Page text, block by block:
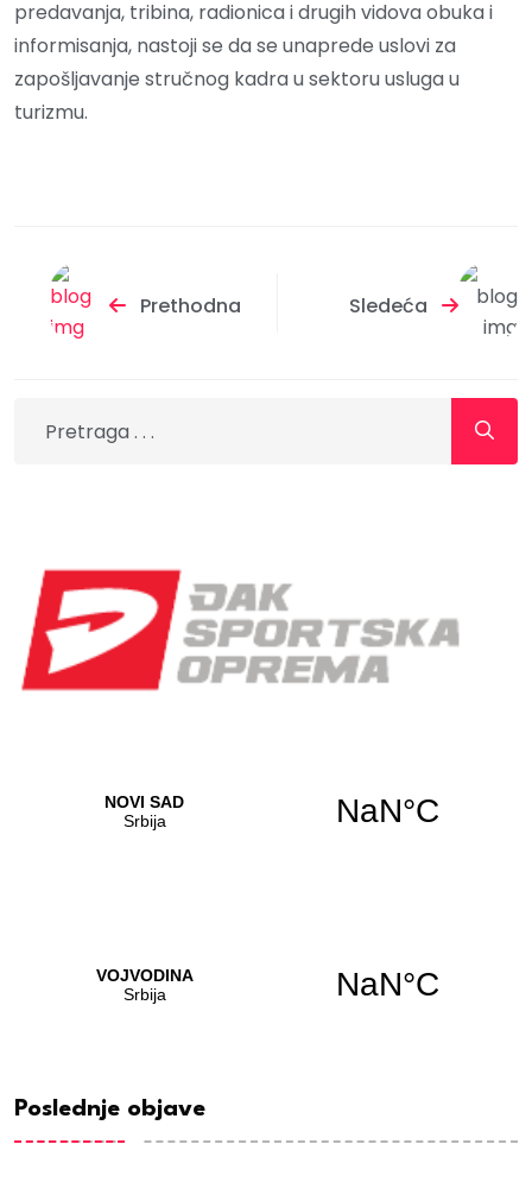
predavanja, tribina, radionica i drugih vidova obuka i
informisanja, nastoji se da se unaprede uslovi za
zapošljavanje stručnog kadra u sektoru usluga u
turizmu.
Prethodna Sledeća
Poslednje objave